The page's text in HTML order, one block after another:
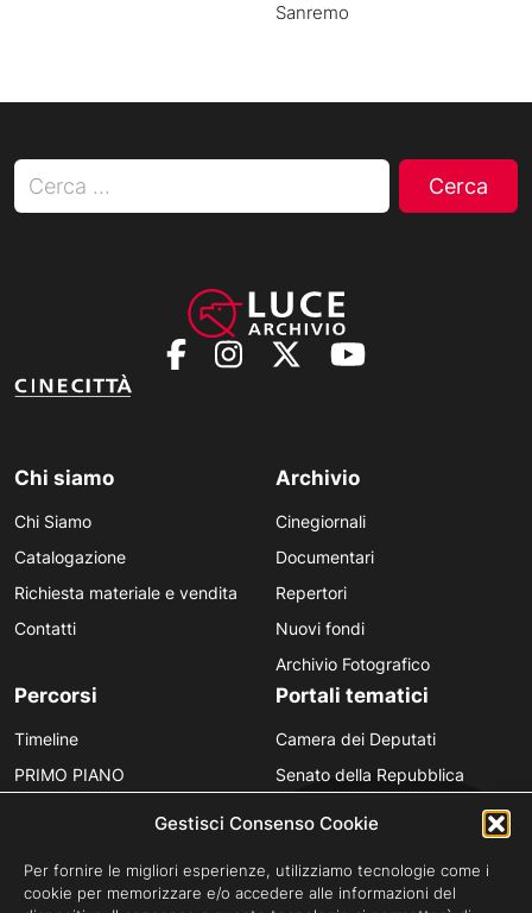
Gestisci Consenso Cookie
Per fornire le migliori esperienze, utilizziamo tecnologie come i
cookie per memorizzare e/o accedere alle informazioni del
Sanremo
Ricerca per:
Chi siamo
Chi Siamo
Catalogazione
Richiesta materiale e vendita
Contatti
Archivio
Cinegiornali
Documentari
Repertori
Nuovi fondi
Archivio Fotografico
Percorsi
Timeline
PRIMO PIANO
Anniversari
Portali tematici
Camera dei Deputati
Senato della Repubblica
Luce per la didattica